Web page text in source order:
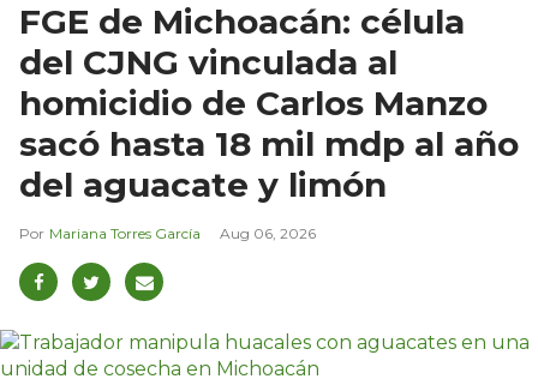
FGE de Michoacán: célula
del CJNG vinculada al
homicidio de Carlos Manzo
sacó hasta 18 mil mdp al año
del aguacate y limón
Mariana Torres García Aug 06, 2026